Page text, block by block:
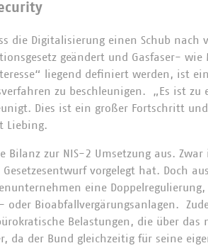
die Digitalisierung einen Schub
geändert und Gasfaser-
liegend definiert werden, ist
zu beschleunigen. „Es ist zu
Dies ist ein großer Fortschritt
Liebing.
zur NIS-2 Umsetzung aus.
vorgelegt hat. Doch
eine
oder Bioabfallvergärungsanlagen.
Belastungen, die über
da der Bund gleichzeitig für seine